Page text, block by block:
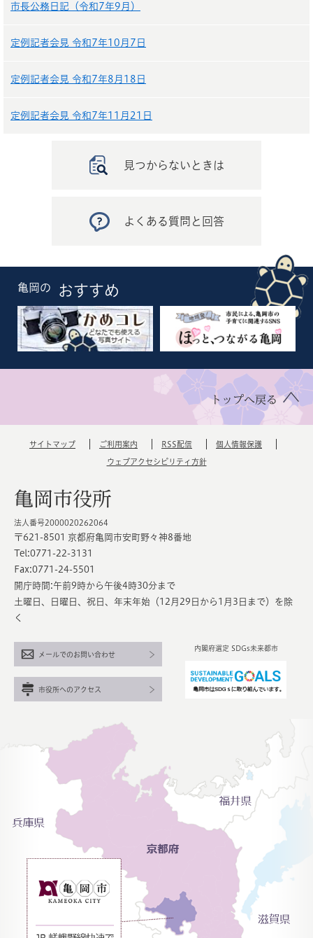
市長公務日記（令和7年9月）
定例記者会見 令和7年10月7日
定例記者会見 令和7年8月18日
定例記者会見 令和7年11月21日
見つからないときは
よくある質問と回答
亀岡の おすすめ
トップへ戻る
サイトマップ ご利用案内 RSS配信 個人情報保護
ウェブアクセシビリティ方針
亀岡市役所
法人番号2000020262064
〒621-8501 京都府亀岡市安町野々神8番地
Tel:0771-22-3131
Fax:0771-24-5501
開庁時間:午前9時から午後4時30分まで
土曜日、日曜日、祝日、年末年始（12月29日から1月3日まで）を除
く
内閣府選定 SDGs未来都市
メールでのお問い合わせ
市役所へのアクセス